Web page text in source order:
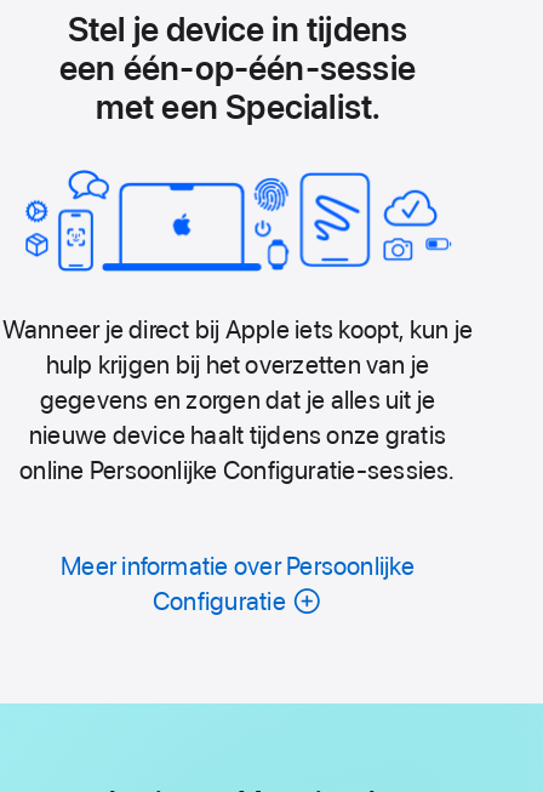
Stel je device in tijdens
een één‑op‑één-sessie
met een Specialist.
Wanneer je direct bij Apple iets koopt, kun je
hulp krijgen bij het overzetten van je
gegevens en zorgen dat je alles uit je
nieuwe device haalt tijdens onze gratis
online Persoonlijke Configuratie-sessies.
Meer informatie over Persoonlijke
Configuratie